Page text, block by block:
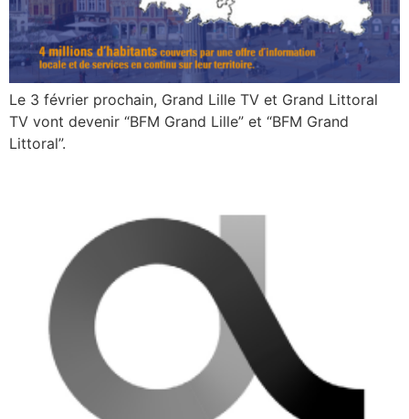
Le 3 février prochain, Grand Lille TV et Grand Littoral
TV vont devenir “BFM Grand Lille” et “BFM Grand
Littoral”.